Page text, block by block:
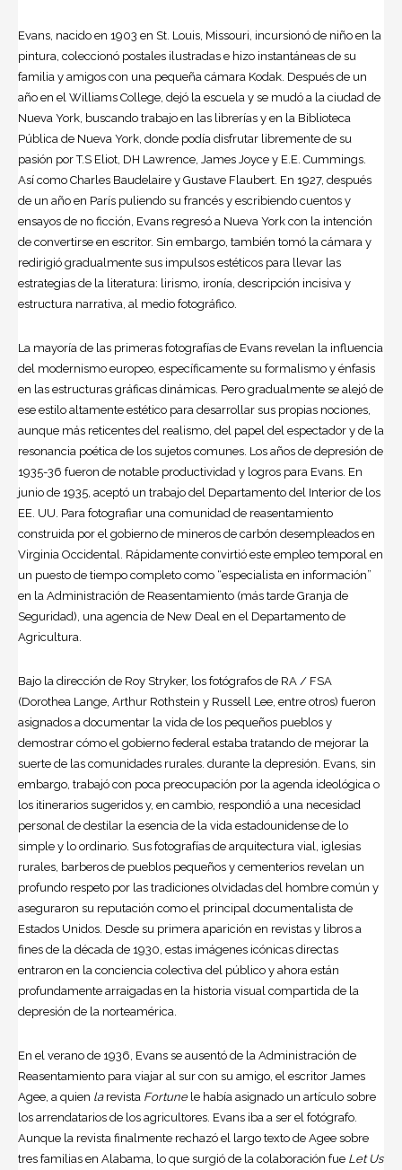
Evans, nacido en 1903 en St. Louis, Missouri, incursionó de niño en la
pintura, coleccionó postales ilustradas e hizo instantáneas de su
familia y amigos con una pequeña cámara Kodak. Después de un
año en el Williams College, dejó la escuela y se mudó a la ciudad de
Nueva York, buscando trabajo en las librerías y en la Biblioteca
Pública de Nueva York, donde podía disfrutar libremente de su
pasión por T.S Eliot, DH Lawrence, James Joyce y E.E. Cummings.
Así como Charles Baudelaire y Gustave Flaubert. En 1927, después
de un año en París puliendo su francés y escribiendo cuentos y
ensayos de no ficción, Evans regresó a Nueva York con la intención
de convertirse en escritor. Sin embargo, también tomó la cámara y
redirigió gradualmente sus impulsos estéticos para llevar las
estrategias de la literatura: lirismo, ironía, descripción incisiva y
estructura narrativa, al medio fotográfico.
La mayoría de las primeras fotografías de Evans revelan la influencia
del modernismo europeo, específicamente su formalismo y énfasis
en las estructuras gráficas dinámicas. Pero gradualmente se alejó de
ese estilo altamente estético para desarrollar sus propias nociones,
aunque más reticentes del realismo, del papel del espectador y de la
resonancia poética de los sujetos comunes. Los años de depresión de
1935-36 fueron de notable productividad y logros para Evans. En
junio de 1935, aceptó un trabajo del Departamento del Interior de los
EE. UU. Para fotografiar una comunidad de reasentamiento
construida por el gobierno de mineros de carbón desempleados en
Virginia Occidental. Rápidamente convirtió este empleo temporal en
un puesto de tiempo completo como “especialista en información”
en la Administración de Reasentamiento (más tarde Granja de
Seguridad), una agencia de New Deal en el Departamento de
Agricultura.
Bajo la dirección de Roy Stryker, los fotógrafos de RA / FSA
(Dorothea Lange, Arthur Rothstein y Russell Lee, entre otros) fueron
asignados a documentar la vida de los pequeños pueblos y
demostrar cómo el gobierno federal estaba tratando de mejorar la
suerte de las comunidades rurales. durante la depresión. Evans, sin
embargo, trabajó con poca preocupación por la agenda ideológica o
los itinerarios sugeridos y, en cambio, respondió a una necesidad
personal de destilar la esencia de la vida estadounidense de lo
simple y lo ordinario. Sus fotografías de arquitectura vial, iglesias
rurales, barberos de pueblos pequeños y cementerios revelan un
profundo respeto por las tradiciones olvidadas del hombre común y
aseguraron su reputación como el principal documentalista de
Estados Unidos. Desde su primera aparición en revistas y libros a
fines de la década de 1930, estas imágenes icónicas directas
entraron en la conciencia colectiva del público y ahora están
profundamente arraigadas en la historia visual compartida de la
depresión de la norteamérica.
En el verano de 1936, Evans se ausentó de la Administración de
Reasentamiento para viajar al sur con su amigo, el escritor James
Agee, a quien larevista Fortunele había asignado un artículo sobre
los arrendatarios de los agricultores. Evans iba a ser el fotógrafo.
Aunque la revista finalmente rechazó el largo texto de Agee sobre
tres familias en Alabama, lo que surgió de la colaboración fue Let Us